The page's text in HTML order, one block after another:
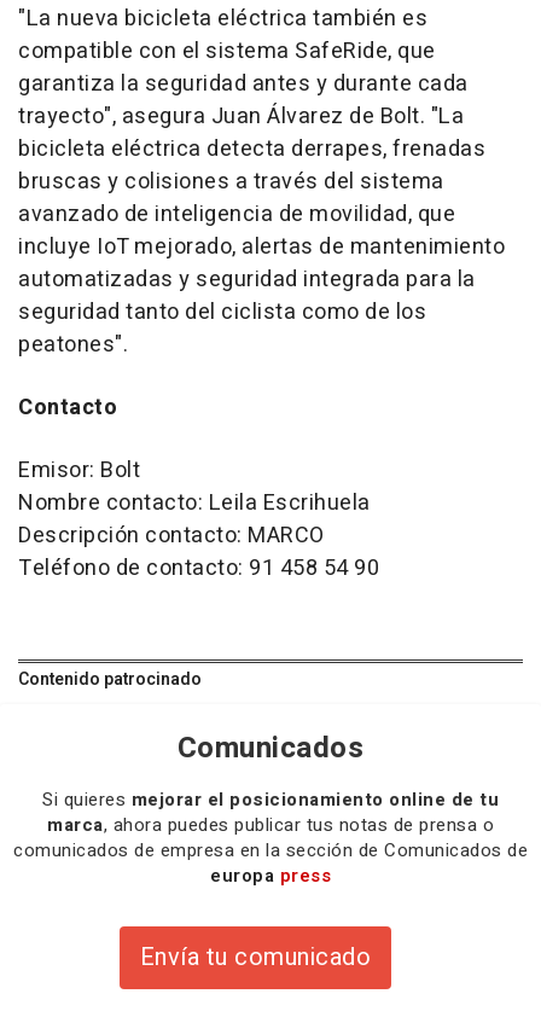
"La nueva bicicleta eléctrica también es
compatible con el sistema SafeRide, que
garantiza la seguridad antes y durante cada
trayecto", asegura Juan Álvarez de Bolt. "La
bicicleta eléctrica detecta derrapes, frenadas
bruscas y colisiones a través del sistema
avanzado de inteligencia de movilidad, que
incluye IoT mejorado, alertas de mantenimiento
automatizadas y seguridad integrada para la
seguridad tanto del ciclista como de los
peatones".
Contacto
Emisor: Bolt
Nombre contacto: Leila Escrihuela
Descripción contacto: MARCO
Teléfono de contacto: 91 458 54 90
Contenido patrocinado
Comunicados
Si quieres mejorar el posicionamiento online de tu
marca, ahora puedes publicar tus notas de prensa o
comunicados de empresa en la sección de Comunicados de
europa press
Envía tu comunicado